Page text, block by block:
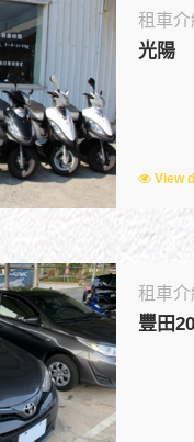
租車介
光陽
View
租車介